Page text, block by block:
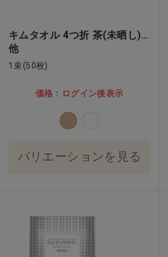
キムタオル 4つ折 茶(未晒し)…
他
1束(50枚)
価格：ログイン後表示
バリエーションを見る